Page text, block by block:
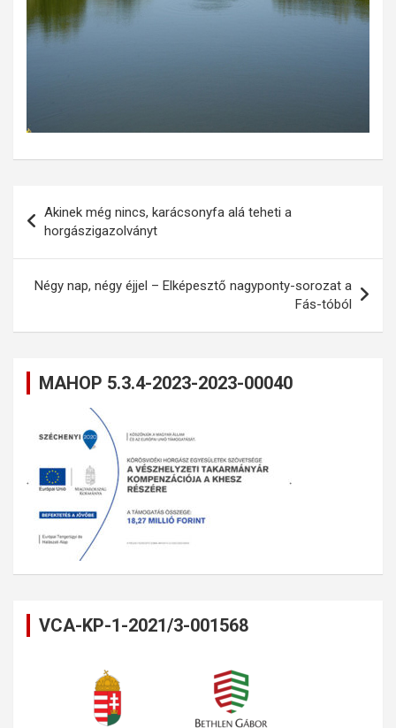
navigáció
Akinek még nincs, karácsonyfa alá teheti a
horgászigazolványt
Négy nap, négy éjjel – Elképesztő nagyponty-sorozat a
Fás-tóból
MAHOP 5.3.4-2023-2023-00040
VCA-KP-1-2021/3-001568